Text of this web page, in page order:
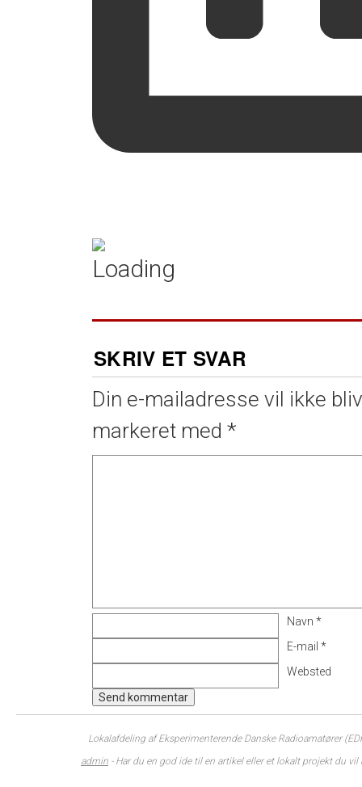
SKRIV ET SVAR
Din e-mailadresse vil ikke
markeret med *
Navn *
E-mail *
Websted
Lokalafdeling af Eksperimenterende Danske Radioamatører
admin - Har du en god ide til en artikel eller et lokalt projekt du